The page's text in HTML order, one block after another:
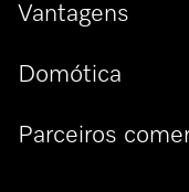
Vantagens
Domótica
Parceiros